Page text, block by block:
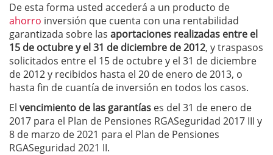
De esta forma usted accederá a un producto de
ahorro inversión que cuenta con una rentabilidad
garantizada sobre las aportaciones realizadas entre el
15 de octubre y el 31 de diciembre de 2012, y traspasos
solicitados entre el 15 de octubre y el 31 de diciembre
de 2012 y recibidos hasta el 20 de enero de 2013, o
hasta fin de cuantía de inversión en todos los casos.
El vencimiento de las garantías es del 31 de enero de
2017 para el Plan de Pensiones RGASeguridad 2017 III y
8 de marzo de 2021 para el Plan de Pensiones
RGASeguridad 2021 II.